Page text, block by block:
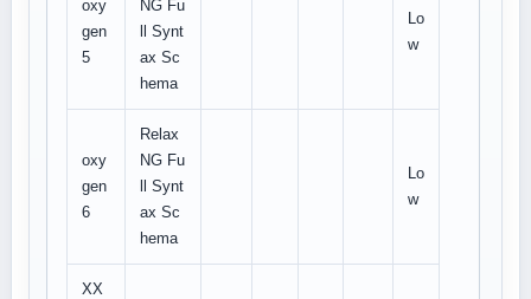
oxy
gen
5
NG Fu
ll Synt
ax Sc
hema
Lo
w
oxy
gen
6
Relax
NG Fu
ll Synt
ax Sc
hema
Lo
w
XX